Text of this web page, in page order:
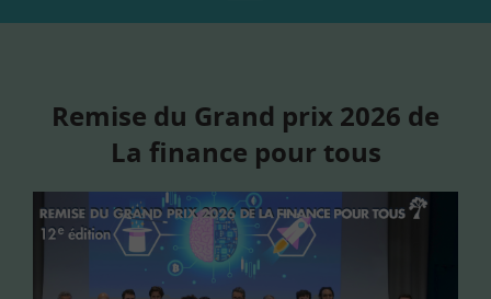
Remise du Grand prix 2026 de
La finance pour tous